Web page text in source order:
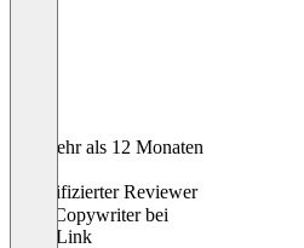
Vor mehr als 12 Monaten
Verifizierter Reviewer
SEO-Copywriterbei
NicheLink